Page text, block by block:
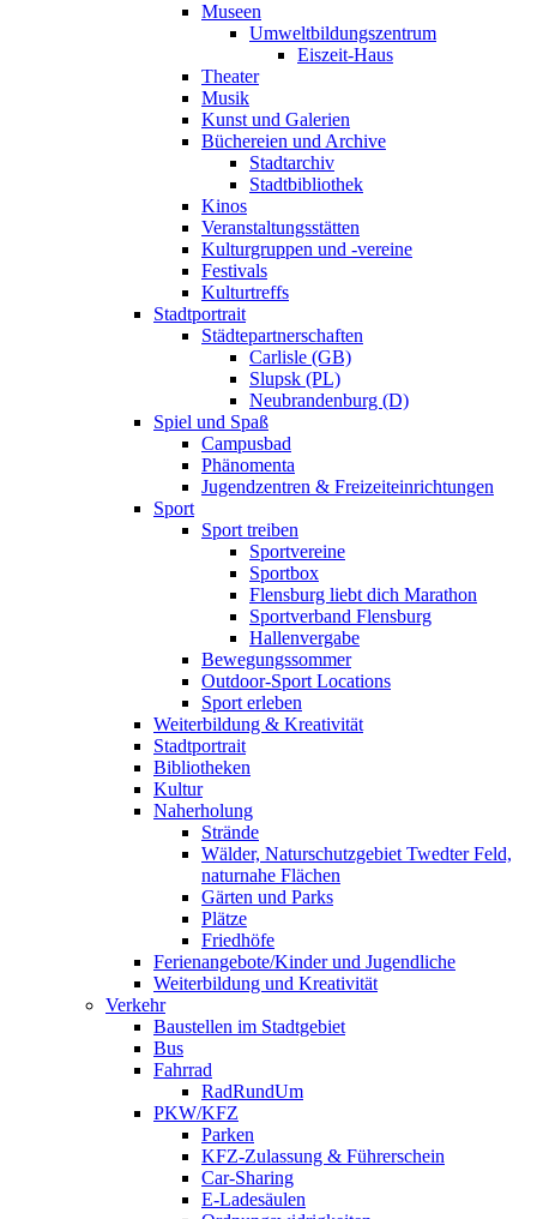
Museen
Umweltbildungszentrum
Eiszeit-Haus
Theater
Musik
Kunst und Galerien
Büchereien und Archive
Stadtarchiv
Stadtbibliothek
Kinos
Veranstaltungsstätten
Kulturgruppen und -vereine
Festivals
Kulturtreffs
Stadtportrait
Städtepartnerschaften
Carlisle (GB)
Slupsk (PL)
Neubrandenburg (D)
Spiel und Spaß
Campusbad
Phänomenta
Jugendzentren & Freizeiteinrichtungen
Sport
Sport treiben
Sportvereine
Sportbox
Flensburg liebt dich Marathon
Sportverband Flensburg
Hallenvergabe
Bewegungssommer
Outdoor-Sport Locations
Sport erleben
Weiterbildung & Kreativität
Stadtportrait
Bibliotheken
Kultur
Naherholung
Strände
Wälder, Naturschutzgebiet Twedter Feld,
naturnahe Flächen
Gärten und Parks
Plätze
Friedhöfe
Ferienangebote/Kinder und Jugendliche
Weiterbildung und Kreativität
Verkehr
Baustellen im Stadtgebiet
Bus
Fahrrad
RadRundUm
PKW/KFZ
Parken
KFZ-Zulassung & Führerschein
Car-Sharing
E-Ladesäulen